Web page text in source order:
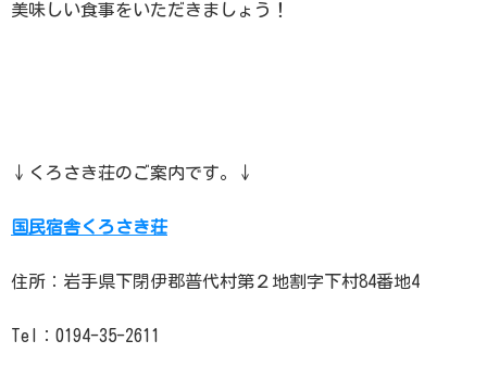
美味しい食事をいただきましょう！
↓くろさき荘のご案内です。↓
国民宿舎くろさき荘
住所：岩手県下閉伊郡普代村第２地割字下村84番地4
Tel：0194-35-2611